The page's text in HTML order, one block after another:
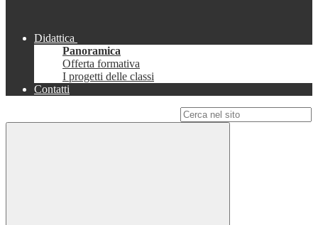
Didattica
Panoramica
Offerta formativa
I progetti delle classi
Contatti